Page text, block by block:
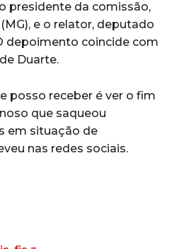
presidente da comissão,
e o relator, deputado
depoimento coincide com
Duarte.
posso receber é ver o fim
que saqueou
em situação de
nas redes sociais.